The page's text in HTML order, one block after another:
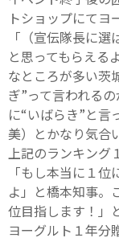
トショップにてヨ
「（宣伝隊長に
と思ってもらえる
なところが多い茨
ぎ”って言われる
に“いばらき”と言
美）とかなり気合
上記のランキング
「もし本当に１
よ」と橋本知事
位目指します！」
ヨーグルト１年分